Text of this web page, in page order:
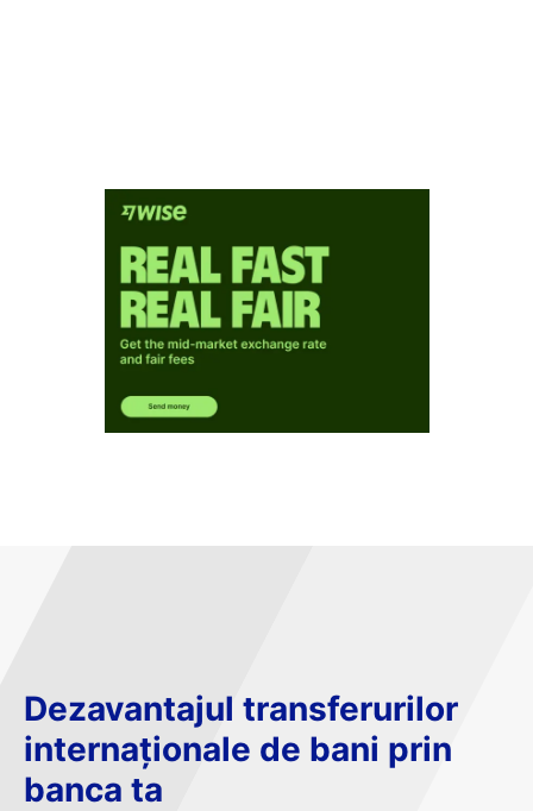
Dezavantajul transferurilor
internaționale de bani prin
banca ta